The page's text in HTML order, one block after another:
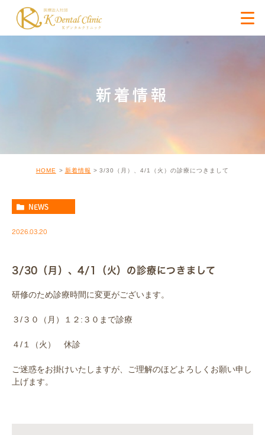
新着情報
HOME 新着情報 3/30（月）、4/1（火）の診療につきまして
NEWS
2026.03.20
3/30（月）、4/1（火）の診療につきまして
研修のため診療時間に変更がございます。
３/３０（月）１２:３０まで診療
４/１（火） 休診
ご迷惑をお掛けいたしますが、ご理解のほどよろしくお願い申し
上げます。